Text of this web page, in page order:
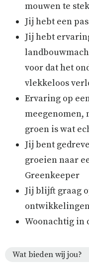
mouwen te
Jij hebt een
Jij hebt
voor dat het
vlekkeloos
Ervaring op
meegenomen,
groen is wat
Jij bent
groeien naar
Greenkeeper
Jij blijft graag
Woonachtig in
Wat bieden wij jou?